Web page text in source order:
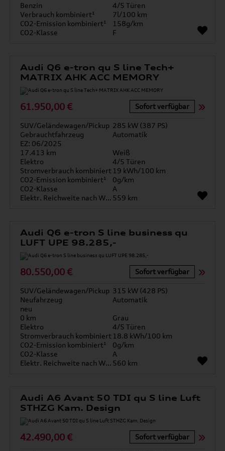
Benzin
4/5 Türen
Verbrauch kombiniert¹
7l/100 km
CO2-Emission kombiniert¹
158g/km
CO2-Klasse
F
Audi Q6 e-tron qu S line Tech+
MATRIX AHK ACC MEMORY
61.950,00 € Sofort verfügbar
SUV/Geländewagen/Pickup 285 kW (387 PS)
Gebrauchtfahrzeug
Automatik
EZ: 06/2025
17.413 km
Weiß
Elektro
4/5 Türen
Stromverbrauch kombiniert 19 kWh/100 km
CO2-Emission kombiniert¹
0g/km
CO2-Klasse
A
Elektr. Reichweite nach WLTP* 559 km
Audi Q6 e-tron S line business qu
LUFT UPE 98.285,-
80.550,00 € Sofort verfügbar
SUV/Geländewagen/Pickup 315 kW (428 PS)
Neufahrzeug
Automatik
neu
0 km
Grau
Elektro
4/5 Türen
Stromverbrauch kombiniert 18.8 kWh/100 km
CO2-Emission kombiniert¹
0g/km
CO2-Klasse
A
Elektr. Reichweite nach WLTP* 560 km
Audi A6 Avant 50 TDI qu S line Luft
STHZG Kam. Design
42.490,00 € Sofort verfügbar